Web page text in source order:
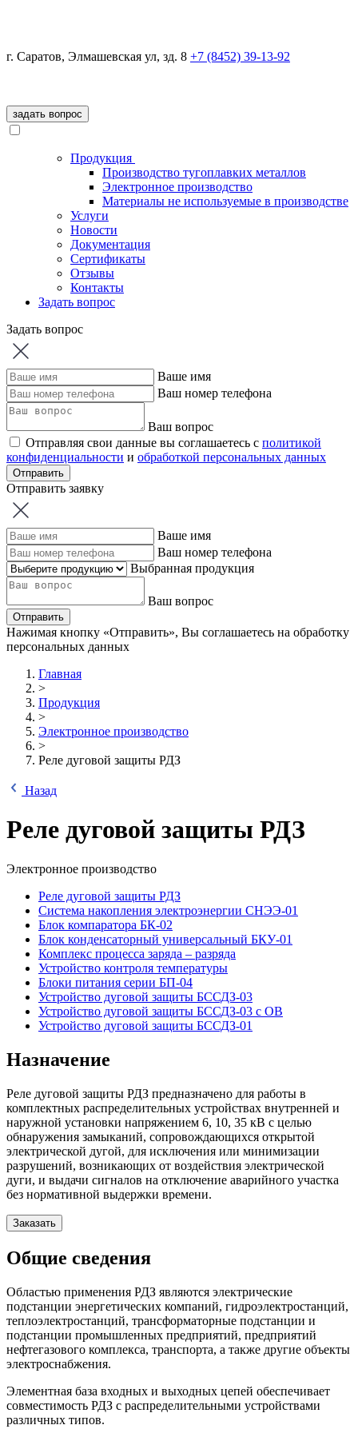
г. Саратов, Элмашевская ул, зд. 8 +7 (8452) 39-13-92
задать вопрос
Продукция
Производство тугоплавких металлов
Электронное производство
Материалы не используемые в производстве
Услуги
Новости
Документация
Сертификаты
Отзывы
Контакты
Задать вопрос
Задать вопрос
Ваше имя
Ваш номер телефона
Ваш вопрос
Отправляя свои данные вы соглашаетесь с политикой
конфиденциальности и обработкой персональных данных
Отправить
Отправить заявку
Ваше имя
Ваш номер телефона
Выбранная продукция
Ваш вопрос
Отправить
Нажимая кнопку «Отправить», Вы соглашаетесь на обработку
персональных данных
Главная
>
Продукция
>
Электронное производство
>
Реле дуговой защиты РДЗ
Назад
Реле дуговой защиты РДЗ
Электронное производство
Реле дуговой защиты РДЗ
Система накопления электроэнергии СНЭЭ-01
Блок компаратора БК-02
Блок конденсаторный универсальный БКУ-01
Комплекс процесса заряда – разряда
Устройство контроля температуры
Блоки питания серии БП-04
Устройство дуговой защиты БССДЗ-03
Устройство дуговой защиты БССДЗ-03 с ОВ
Устройство дуговой защиты БССДЗ-01
Назначение
Реле дуговой защиты РДЗ предназначено для работы в
комплектных распределительных устройствах внутренней и
наружной установки напряжением 6, 10, 35 кВ с целью
обнаружения замыканий, сопровождающихся открытой
электрической дугой, для исключения или минимизации
разрушений, возникающих от воздействия электрической
дуги, и выдачи сигналов на отключение аварийного участка
без нормативной выдержки времени.
Заказать
Общие сведения
Областью применения РДЗ являются электрические
подстанции энергетических компаний, гидроэлектростанций,
теплоэлектростанций, трансформаторные подстанции и
подстанции промышленных предприятий, предприятий
нефтегазового комплекса, транспорта, а также другие объекты
электроснабжения.
Элементная база входных и выходных цепей обеспечивает
совместимость РДЗ с распределительными устройствами
различных типов.